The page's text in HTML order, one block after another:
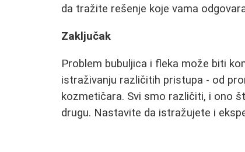
da tražite rešenje koje vama
Zaključak
Problem bubuljica i fleka može biti
istraživanju različitih pristupa - od
kozmetičara. Svi smo različiti, i ono
drugu. Nastavite da istražujete i